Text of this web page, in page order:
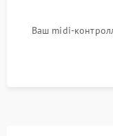
Ваш midi-